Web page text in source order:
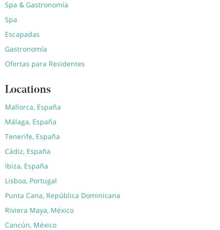
Spa & Gastronomía
Spa
Escapadas
Gastronomía
Ofertas para Residentes
Locations
Mallorca, España
Málaga, España
Tenerife, España
Cádiz, España
Ibiza, España
Lisboa, Portugal
Punta Cana, República Dominicana
Riviera Maya, México
Cancún, México